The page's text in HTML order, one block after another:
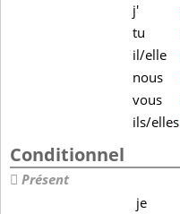
j'
tu
il/elle
nous
vous
ils/elles
Conditionnel
Présent
je